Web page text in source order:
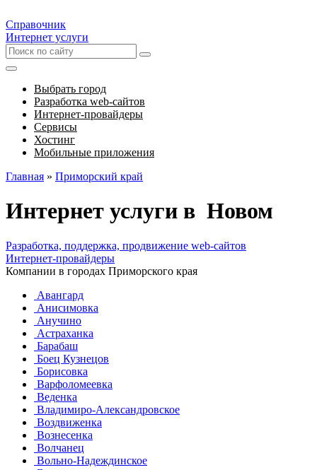
Справочник
Интернет услуги
Выбрать город
Разработка web-сайтов
Интернет-провайдеры
Сервисы
Хостинг
Мобильные приложения
Главная » Приморский край
Интернет услуги в Новом
Разработка, поддержка, продвижение web-сайтов
Интернет-провайдеры
Компании в городах Приморского края
Авангард
Анисимовка
Анучино
Астраханка
Барабаш
Боец Кузнецов
Борисовка
Варфоломеевка
Веденка
Владимиро-Александровское
Воздвиженка
Вознесенка
Волчанец
Вольно-Надеждинское